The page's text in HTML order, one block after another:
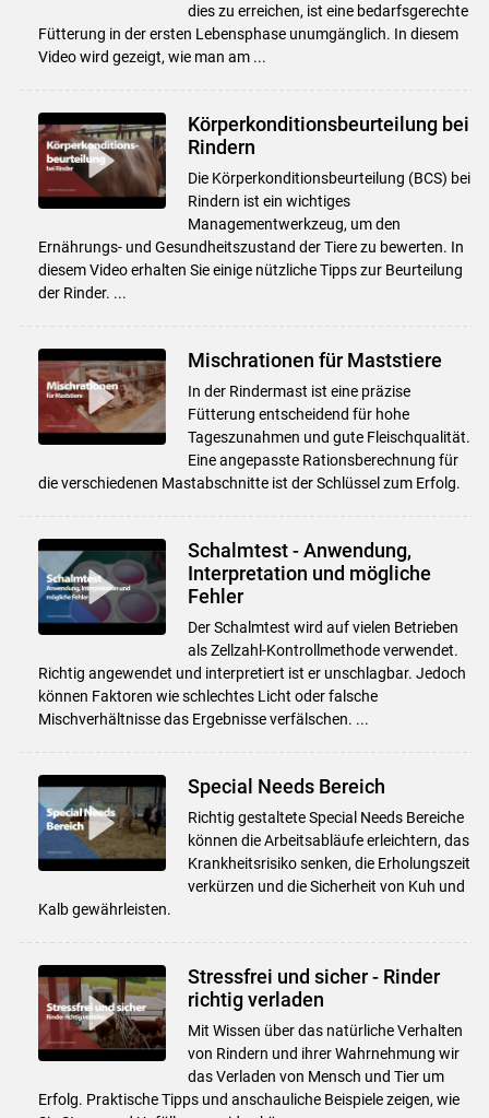
Skip to main content
dies zu erreichen, ist eine bedarfsgerechte
Fütterung in der ersten Lebensphase unumgänglich. In diesem
Video wird gezeigt, wie man am ...
Körperkonditionsbeurteilung bei
Rindern
Die Körperkonditionsbeurteilung (BCS) bei
Rindern ist ein wichtiges
Managementwerkzeug, um den
Ernährungs- und Gesundheitszustand der Tiere zu bewerten. In
diesem Video erhalten Sie einige nützliche Tipps zur Beurteilung
der Rinder. ...
Mischrationen für Maststiere
In der Rindermast ist eine präzise
Fütterung entscheidend für hohe
Tageszunahmen und gute Fleischqualität.
Eine angepasste Rationsberechnung für
die verschiedenen Mastabschnitte ist der Schlüssel zum Erfolg.
Schalmtest - Anwendung,
Interpretation und mögliche
Fehler
Der Schalmtest wird auf vielen Betrieben
als Zellzahl-Kontrollmethode verwendet.
Richtig angewendet und interpretiert ist er unschlagbar. Jedoch
können Faktoren wie schlechtes Licht oder falsche
Mischverhältnisse das Ergebnisse verfälschen. ...
Special Needs Bereich
Richtig gestaltete Special Needs Bereiche
können die Arbeitsabläufe erleichtern, das
Krankheitsrisiko senken, die Erholungszeit
verkürzen und die Sicherheit von Kuh und
Kalb gewährleisten.
Stressfrei und sicher - Rinder
richtig verladen
Mit Wissen über das natürliche Verhalten
von Rindern und ihrer Wahrnehmung wir
das Verladen von Mensch und Tier um
Erfolg. Praktische Tipps und anschauliche Beispiele zeigen, wie